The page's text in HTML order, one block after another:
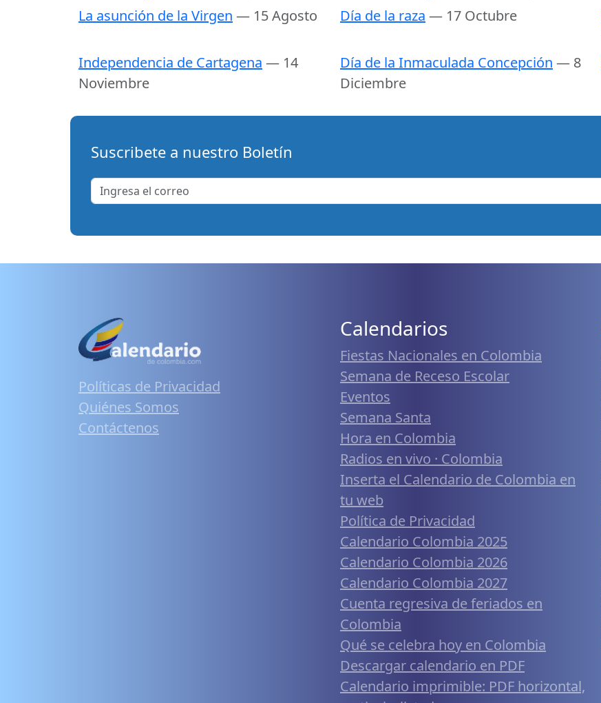
La asunción de la Virgen — 15 Agosto Día de la raza — 17 Octubre
Independencia de Cartagena — 14
Noviembre
Día de la Inmaculada Concepción — 8
Diciembre
Suscribete a nuestro Boletín
Políticas de Privacidad
Quiénes Somos
Contáctenos
Calendarios
Fiestas Nacionales en Colombia
Semana de Receso Escolar
Eventos
Semana Santa
Hora en Colombia
Radios en vivo · Colombia
Inserta el Calendario de Colombia en
tu web
Política de Privacidad
Calendario Colombia 2025
Calendario Colombia 2026
Calendario Colombia 2027
Cuenta regresiva de feriados en
Colombia
Qué se celebra hoy en Colombia
Descargar calendario en PDF
Calendario imprimible: PDF horizontal,